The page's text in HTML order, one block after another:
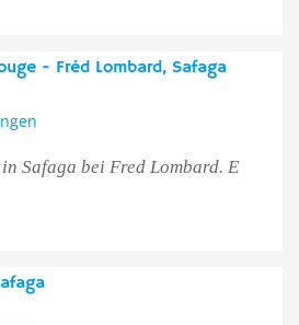
- Fréd Lombard, Safaga
Safaga bei Fred Lombard. E